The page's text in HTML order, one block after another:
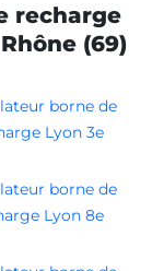
recharge
(69)
borne de
Lyon 3e
borne de
Lyon 8e